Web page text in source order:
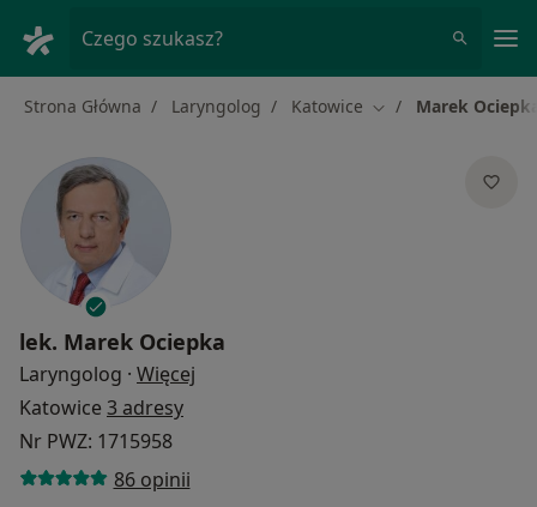
Czego szukasz?
Strona Główna Laryngolog Katowice Zmień miasto
Marek
lek. Marek Ociepka
Laryngolog · Więcej
Katowice 3 adresy
Nr PWZ: 1715958
86 opinii